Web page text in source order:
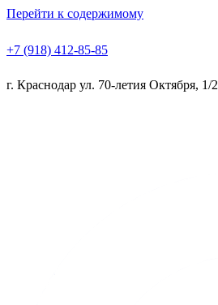
Перейти к содержимому
+7 (918) 412-85-85
г. Краснодар ул. 70-летия Октября, 1/2